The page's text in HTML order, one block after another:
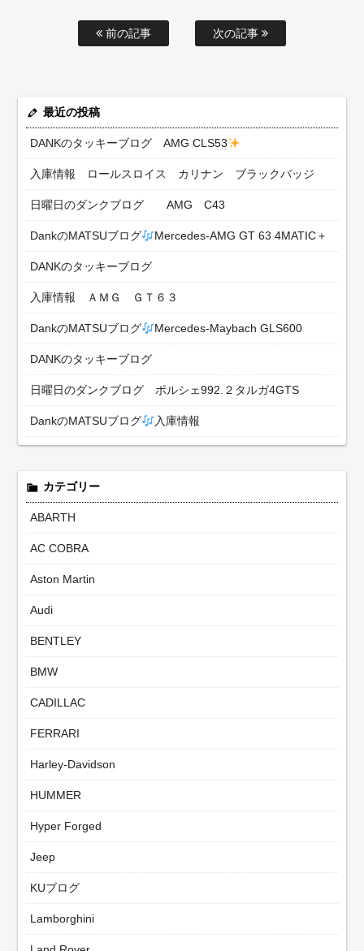
前の記事 次の記事
最近の投稿
DANKのタッキーブログ AMG CLS53
入庫情報 ロールスロイス カリナン ブラックバッジ
日曜日のダンクブログ AMG C43
DankのMATSUブログ Mercedes-AMG GT 63 4MATIC＋
DANKのタッキーブログ
入庫情報 ＡＭＧ ＧＴ６３
DankのMATSUブログ Mercedes-Maybach GLS600
DANKのタッキーブログ
日曜日のダンクブログ ポルシェ992.２タルガ4GTS
DankのMATSUブログ 入庫情報
カテゴリー
ABARTH
AC COBRA
Aston Martin
Audi
BENTLEY
BMW
CADILLAC
FERRARI
Harley-Davidson
HUMMER
Hyper Forged
Jeep
KUブログ
Lamborghini